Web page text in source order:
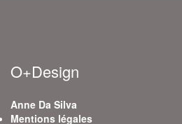
O+Design
Anne Da Silva
Mentions légales